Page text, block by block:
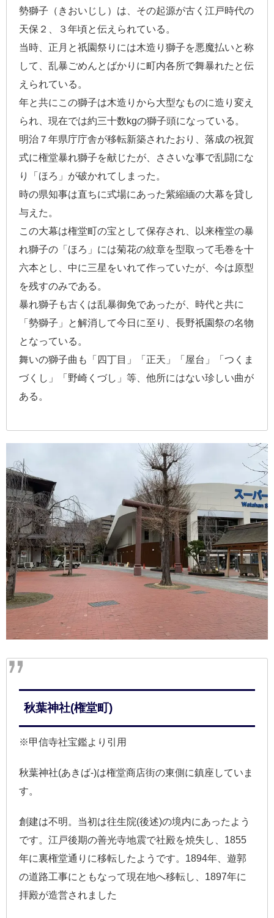
勢獅子（きおいじし）は、その起源が古く江戸時代の
天保２、３年頃と伝えられている。
当時、正月と祇園祭りには木造り獅子を悪魔払いと称
して、乱暴ごめんとばかりに町内各所で舞暴れたと伝
えられている。
年と共にこの獅子は木造りから大型なものに造り変え
られ、現在では約三十数kgの獅子頭になっている。
明治７年県庁庁舎が移転新築されたおり、落成の祝賀
式に権堂暴れ獅子を献じたが、ささいな事で乱闘にな
り「ほろ」が破かれてしまった。
時の県知事は直ちに式場にあった紫縮緬の大幕を貸し
与えた。
この大幕は権堂町の宝として保存され、以来権堂の暴
れ獅子の「ほろ」には菊花の紋章を型取って毛巻を十
六本とし、中に三星をいれて作っていたが、今は原型
を残すのみである。
暴れ獅子も古くは乱暴御免であったが、時代と共に
「勢獅子」と解消して今日に至り、長野祇園祭の名物
となっている。
舞いの獅子曲も「四丁目」「正天」「屋台」「つくま
づくし」「野崎くづし」等、他所にはない珍しい曲が
ある。
秋葉神社(権堂町)
※甲信寺社宝鑑より引用
秋葉神社(あきば-)は権堂商店街の東側に鎮座していま
す。
創建は不明。当初は往生院(後述)の境内にあったよう
です。江戸後期の善光寺地震で社殿を焼失し、1855
年に裏権堂通りに移転したようです。1894年、遊郭
の道路工事にともなって現在地へ移転し、1897年に
拝殿が造営されました